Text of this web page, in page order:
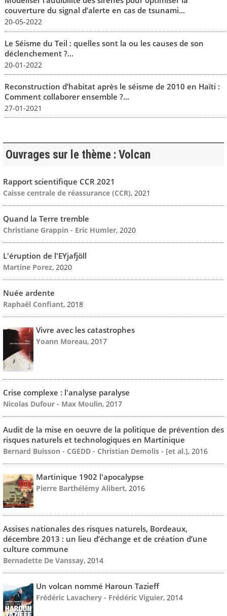
couverture du signal d’alerte en cas de tsunami...
20-05-2022
Le Séisme du Teil : quelles sont la ou les causes de son
déclenchement ?...
20-01-2022
Reconstruction d’habitat après le séisme de 2010 en Haïti :
Comment collaborer ensemble ?...
27-01-2021
Ouvrages sur le thème : Volcan
Rapport scientifique CCR 2021
Caisse centrale de réassurance (CCR), 2021
Quand la Terre tremble
Christiane Grappin - Eric Humler, 2020
L'éruption de l'EYjafjöll
Martine Porez, 2020
Nuée ardente
Raphaël Confiant, 2018
Vivre avec les catastrophes
Yoann Moreau, 2017
Crise complexe : l'analyse paralyse
Nicolas Dufour - Max Moulin, 2017
Audit de la mise en oeuvre de la politique de prévention des
risques naturels et technologiques en Martinique
Bernard Buisson - CGEDD - Christian Demolis - [et al.], 2016
Martinique 1902 l'apocalypse
Pierre Barthélémy Alibert, 2016
Assises nationales des risques naturels, Bordeaux,
décembre 2013 : un lieu d’échange et de création d’une
culture commune
Bernadette De Vanssay, 2014
Un volcan nommé Haroun Tazieff
Frédéric Lavachery - Frédéric Viguier, 2014